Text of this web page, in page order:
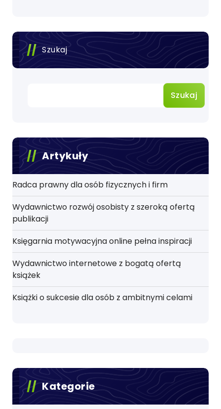
Szukaj
Szukaj
Artykuły
Radca prawny dla osób fizycznych i firm
Wydawnictwo rozwój osobisty z szeroką ofertą
publikacji
Księgarnia motywacyjna online pełna inspiracji
Wydawnictwo internetowe z bogatą ofertą
książek
Książki o sukcesie dla osób z ambitnymi celami
Kategorie